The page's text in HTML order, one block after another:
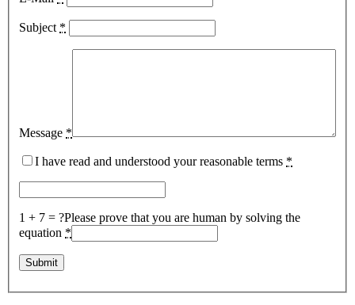
Subject *
Message *
I have read and understood your reasonable terms *
1 + 7 = ?Please prove that you are human by solving the
equation *